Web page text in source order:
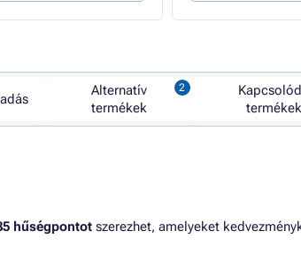
Alternatív
termékek
termékek
hűségpontot szerezhet, amelyeket